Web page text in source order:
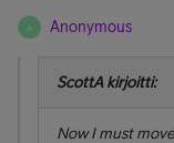
A Anonymous
ScottA kirjoitti:
Now I must